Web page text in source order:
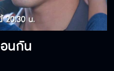
นกัน
หนไม่รักก็โง่เต็มทน